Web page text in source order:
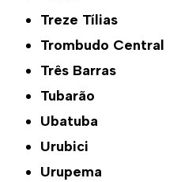
Treze Tílias
Trombudo Central
Três Barras
Tubarão
Ubatuba
Urubici
Urupema